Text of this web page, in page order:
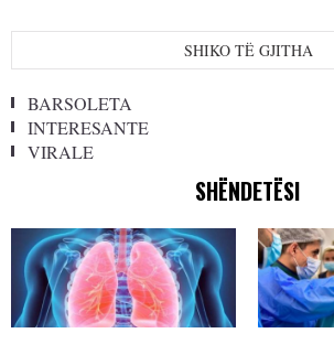
SHIKO TË GJITHA
BARSOLETA
INTERESANTE
VIRALE
SHËNDETËSI